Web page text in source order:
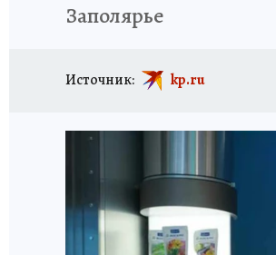
Заполярье
Источник: kp.ru